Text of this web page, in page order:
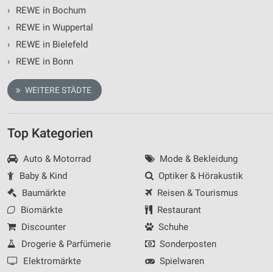
›
REWE in Bochum
›
REWE in Wuppertal
›
REWE in Bielefeld
›
REWE in Bonn
WEITERE STÄDTE
Top Kategorien
Auto & Motorrad
Baby & Kind
Baumärkte
Biomärkte
Discounter
Drogerie & Parfümerie
Elektromärkte
Mode & Bekleidung
Optiker & Hörakustik
Reisen & Tourismus
Restaurant
Schuhe
Sonderposten
Spielwaren